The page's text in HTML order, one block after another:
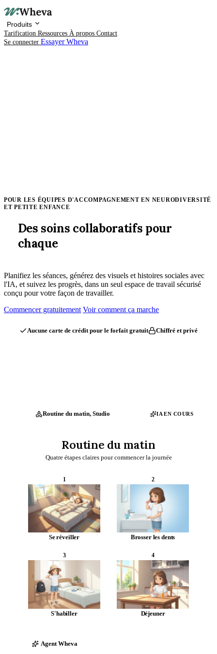
Produits
Tarification Ressources À propos Contact
Se connecter Essayer Wheva
À propos
Essayer Wheva
POUR LES ÉQUIPES D'ACCOMPAGNEMENT EN NEURODIVERSITÉ
ET PETITE ENFANCE
Des soins collaboratifs pour
chaque
Planifiez les séances, générez des visuels et histoires sociales avec
l'IA, et suivez les progrès, dans un seul espace de travail sécurisé
conçu pour votre façon de travailler.
Commencer gratuitement Voir comment ça marche
Aucune carte de crédit pour le forfait gratuit Chiffré et privé
Routine du matin, Studio IA EN COURS
Routine du matin
Quatre étapes claires pour commencer la journée
1
Se réveiller
2
Brosser les dents
3
S'habiller
4
Déjeuner
Agent Wheva